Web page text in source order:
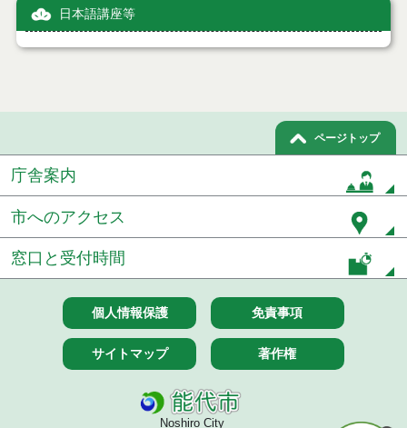
日本語講座等
ページトップ
庁舎案内
市へのアクセス
窓口と受付時間
個人情報保護 免責事項
サイトマップ 著作権
Noshiro City